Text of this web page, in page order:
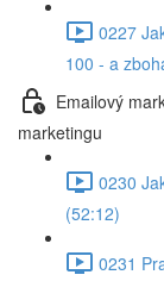
0227
100 - a
Emailový
marketingu
0230
(52:12)
0231